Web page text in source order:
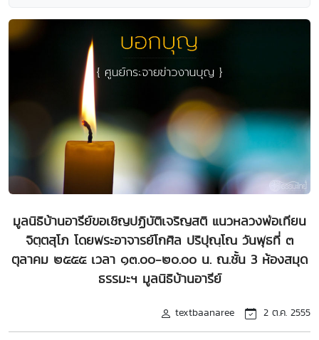
มูลนิธิบ้านอารีย์ขอเชิญปฏิบัติเจริญสติ แนวหลวงพ่อเทียน
จิตฺตสุโภ โดยพระอาจารย์โกศิล ปริปุณฺโณ วันพุธที่ ๓
ตุลาคม ๒๕๕๕ เวลา ๑๓.๐๐-๒๐.๐๐ น. ณ.ชั้น 3 ห้องสมุด
ธรรมะฯ มูลนิธิบ้านอารีย์
textbaanaree 2 ต.ค. 2555